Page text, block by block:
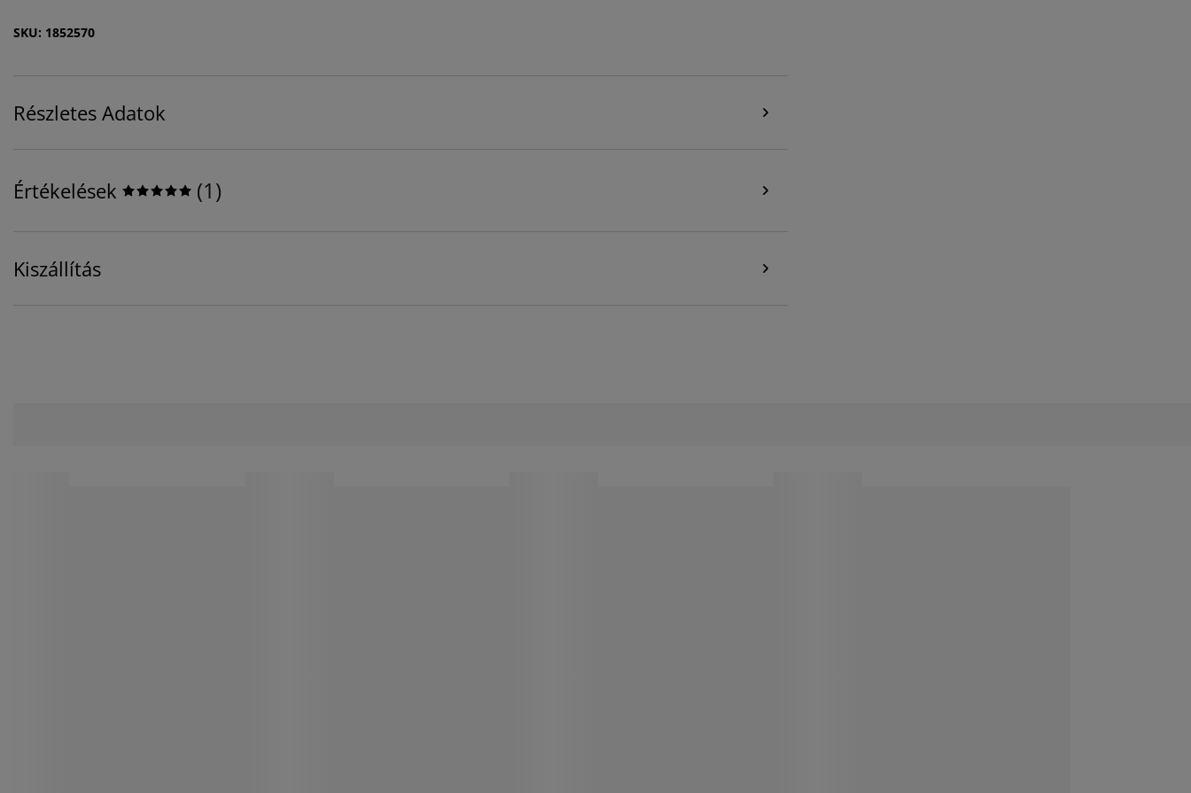
SKU: 1852570
Részletes Adatok
Értékelések (1)
Kiszállítás